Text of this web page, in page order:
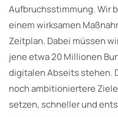
Aufbruchsstimmung. Wir
einem wirksamen
Zeitplan. Dabei müssen
jene etwa 20 Millionen
digitalen Abseits stehen.
noch ambitioniertere
setzen, schneller und